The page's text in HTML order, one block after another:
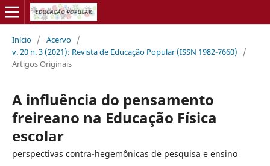
Início / Acervo /
v. 20 n. 3 (2021): Revista de Educação Popular (ISSN 1982-7660)
/
Artigos Originais
A influência do pensamento
freireano na Educação Física
escolar
perspectivas contra-hegemônicas de pesquisa e ensino